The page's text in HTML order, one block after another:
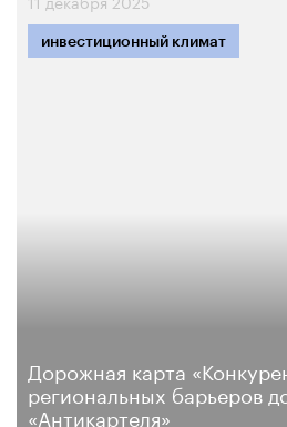
Дорожная карта
региональных барьеров
«Антикартеля»
инвестиционный климат